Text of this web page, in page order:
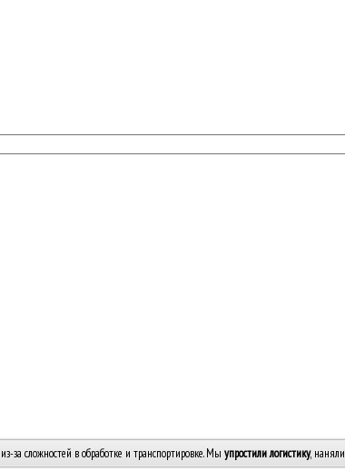
за сложностей в обработке и транспортировке. Мы упростили логистику, наняли